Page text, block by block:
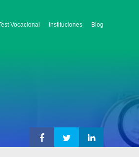
Vocacional Instituciones Blog